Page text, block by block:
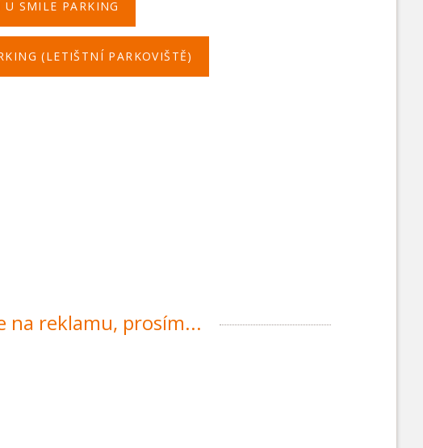
SMILE PARKING
(LETIŠTNÍ PARKOVIŠTĚ)
na reklamu, prosím...